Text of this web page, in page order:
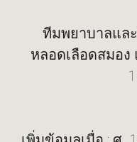
ทีมพยาบาลแล
หลอดเลือดสมอง